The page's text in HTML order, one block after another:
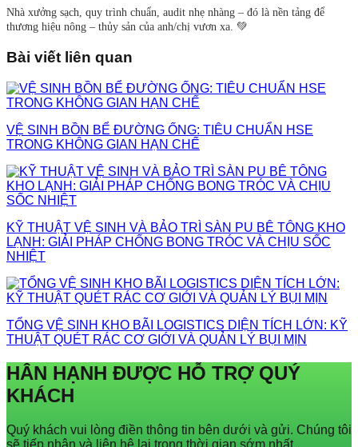
Nhà xưởng sạch, quy trình chuẩn, audit nhẹ nhàng – đó là nền tảng để
thương hiệu nông – thủy sản của anh/chị vươn xa. 💚
Bài viết liên quan
VỆ SINH BỒN BỂ ĐƯỜNG ỐNG: TIÊU CHUẨN HSE
TRONG KHÔNG GIAN HẠN CHẾ
KỸ THUẬT VỆ SINH VÀ BẢO TRÌ SÀN PU BÊ TÔNG KHO
LẠNH: GIẢI PHÁP CHỐNG BONG TRÓC VÀ CHỊU SỐC
NHIỆT
TỔNG VỆ SINH KHO BÃI LOGISTICS DIỆN TÍCH LỚN: KỸ
THUẬT QUÉT RÁC CƠ GIỚI VÀ QUẢN LÝ BỤI MỊN
HÂN HẠNH ĐƯỢC HỖ TRỢ QUÝ
KHÁCH
Quý khách vui lòng điền thông tin bên dưới và gửi. Chúng tôi